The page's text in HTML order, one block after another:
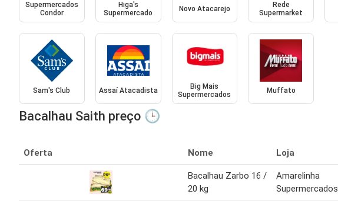
Supermercados
Condor
Higa's
Supermercado
Novo Atacarejo
Rede
Supermarket
Sam's Club Assaí Atacadista
Big Mais
Supermercados
Muffato
Bacalhau Saith preço 🕒
Oferta Nome Loja
Bacalhau Zarbo 16 /
20 kg
Amarelinha
Supermercados